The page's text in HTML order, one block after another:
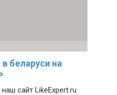
беларуси на
сайт LikeExpert.ru